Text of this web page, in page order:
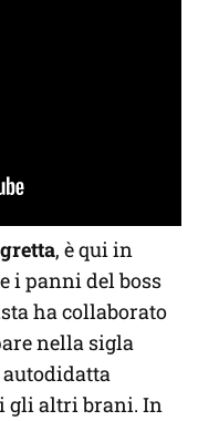
, è qui in
i panni del boss
ha collaborato
nella sigla
gli altri brani. In